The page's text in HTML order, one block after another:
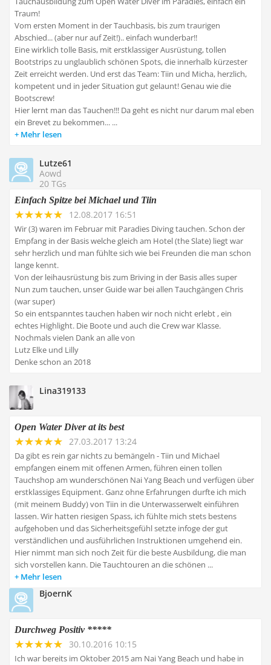
Traum!
Vom ersten Moment in der Tauchbasis, bis zum traurigen
Abschied... (aber nur auf Zeit!).. einfach wunderbar!!
Eine wirklich tolle Basis, mit erstklassiger Ausrüstung, tollen
Bootstrips zu unglaublich schönen Spots, die innerhalb kürzester
Zeit erreicht werden. Und erst das Team: Tiin und Micha, herzlich,
kompetent und in jeder Situation gut gelaunt! Genau wie die
Bootscrew!
Hier lernt man das Tauchen!!! Da geht es nicht nur darum mal eben
ein Brevet zu bekommen... ...
Mehr lesen
Lutze61
Aowd
20 TGs
Einfach Spitze bei Michael und Tiin
12.08.2017 16:51
Wir (3) waren im Februar mit Paradies Diving tauchen. Schon der
Empfang in der Basis welche gleich am Hotel (the Slate) liegt war
sehr herzlich und man fühlte sich wie bei Freunden die man schon
lange kennt.
Von der leihausrüstung bis zum Briving in der Basis alles super
Nun zum tauchen, unser Guide war bei allen Tauchgängen Chris
(war super)
So ein entspanntes tauchen haben wir noch nicht erlebt , ein
echtes Highlight. Die Boote und auch die Crew war Klasse.
Nochmals vielen Dank an alle von
Lutz Elke und Lilly
Denke schon an 2018
Lina319133
Open Water Diver at its best
27.03.2017 13:24
Da gibt es rein gar nichts zu bemängeln - Tiin und Michael
empfangen einem mit offenen Armen, führen einen tollen
Tauchshop am wunderschönen Nai Yang Beach und verfügen über
erstklassiges Equipment. Ganz ohne Erfahrungen durfte ich mich
(mit meinem Buddy) von Tiin in die Unterwasserwelt einführen
lassen. Wir hatten riesigen Spass, ich fühlte mich stets bestens
aufgehoben und das Sicherheitsgefühl setzte infoge der gut
verständlichen und ausführlichen Instruktionen umgehend ein.
Hier nimmt man sich noch Zeit für die beste Ausbildung, die man
sich vorstellen kann. Die Tauchtouren an die schönen ...
Mehr lesen
BjoernK
Durchweg Positiv *****
30.10.2016 10:15
Ich war bereits im Oktober 2015 am Nai Yang Beach und habe in